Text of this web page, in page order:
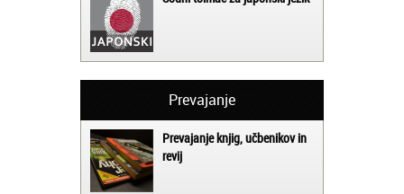
Prevajanje
Prevajanje knjig, učbenikov in
revij